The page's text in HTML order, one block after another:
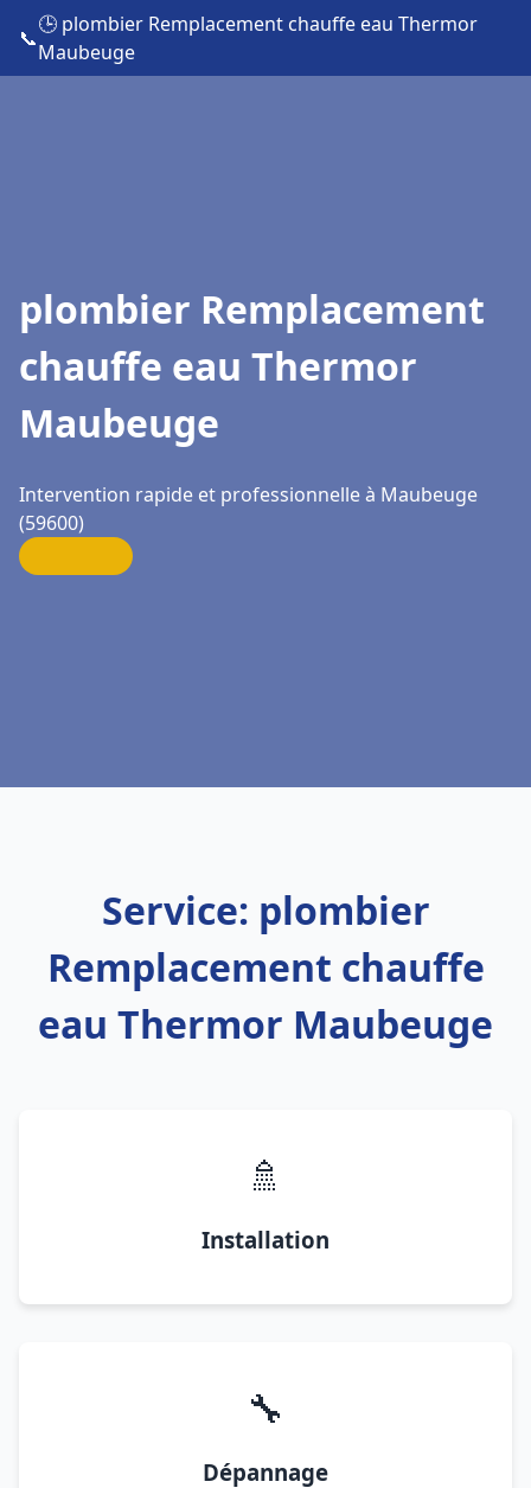
📞
🕒 plombier Remplacement chauffe eau Thermor
Maubeuge
plombier Remplacement
chauffe eau Thermor
Maubeuge
Intervention rapide et professionnelle à Maubeuge
(59600)
Service: plombier
Remplacement chauffe
eau Thermor Maubeuge
🚿
Installation
🔧
Dépannage